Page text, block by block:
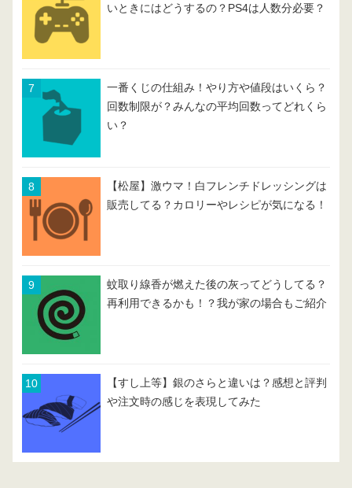
いときにはどうするの？PS4は人数分必要？
一番くじの仕組み！やり方や値段はいくら？
回数制限が？みんなの平均回数ってどれくら
い？
【松屋】激ウマ！白フレンチドレッシングは
販売してる？カロリーやレシピが気になる！
蚊取り線香が燃えた後の灰ってどうしてる？
再利用できるかも！？我が家の場合もご紹介
【すし上等】銀のさらと違いは？感想と評判
や注文時の感じを表現してみた